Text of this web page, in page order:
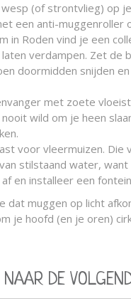
(of strontvlieg) op
een anti-muggenroller
in Roden vind je een
verdampen. Zet de
doormidden snijden
met zoete
nooit wild om je heen
voor vleermuizen. Die
stilstaand water,
en installeer een
dat muggen op licht
je hoofd (en je oren)
NAAR DE